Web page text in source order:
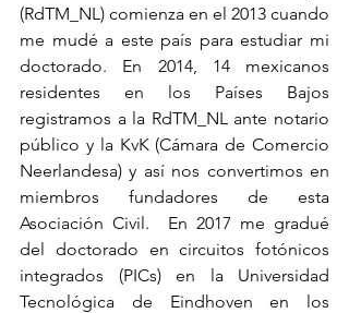
(RdTM_NL) comienza en el 2013 cuando
me mudé a este país para estudiar mi
doctorado. En 2014, 14 mexicanos
residentes en los Países Bajos
registramos a la RdTM_NL ante notario
público y la KvK (Cámara de Comercio
Neerlandesa) y así nos convertimos en
miembros fundadores de esta
Asociación Civil.  En 2017 me gradué
del doctorado en circuitos fotónicos
integrados (PICs) en la Universidad
Tecnológica de Eindhoven en los